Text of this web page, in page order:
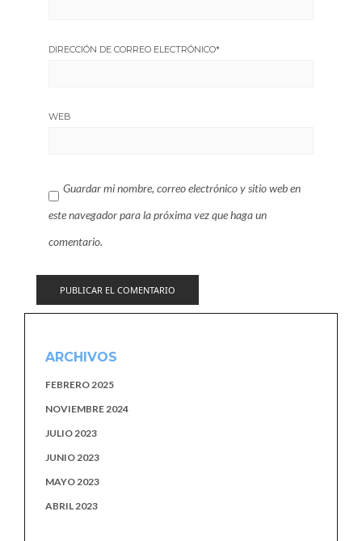
DIRECCIÓN DE CORREO ELECTRÓNICO*
WEB
Guardar mi nombre, correo electrónico y sitio web en
este navegador para la próxima vez que haga un
comentario.
ARCHIVOS
FEBRERO 2025
NOVIEMBRE 2024
JULIO 2023
JUNIO 2023
MAYO 2023
ABRIL 2023